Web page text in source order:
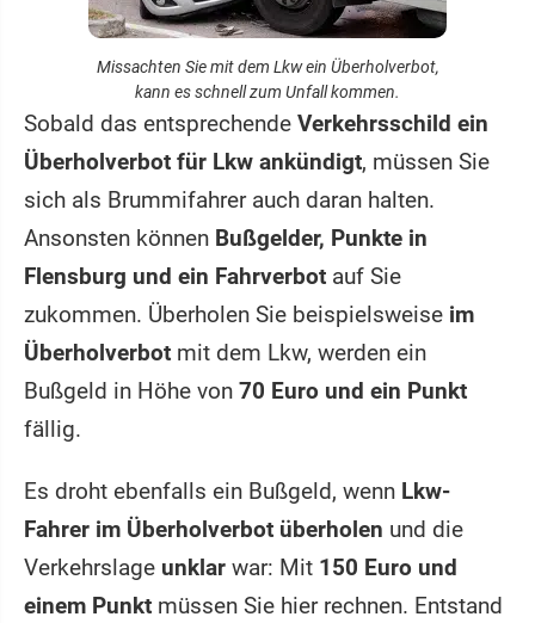
Missachten Sie mit dem Lkw ein Überholverbot,
kann es schnell zum Unfall kommen.
Sobald das entsprechende Verkehrsschild ein
Überholverbot für Lkw ankündigt, müssen Sie
sich als Brummifahrer auch daran halten.
Ansonsten können Bußgelder, Punkte in
Flensburg und ein Fahrverbot auf Sie
zukommen. Überholen Sie beispielsweise im
Überholverbot mit dem Lkw, werden ein
Bußgeld in Höhe von 70 Euro und ein Punkt
fällig.
Es droht ebenfalls ein Bußgeld, wenn Lkw-
Fahrer im Überholverbot überholen und die
Verkehrslage unklar war: Mit 150 Euro und
einem Punkt müssen Sie hier rechnen. Entstand